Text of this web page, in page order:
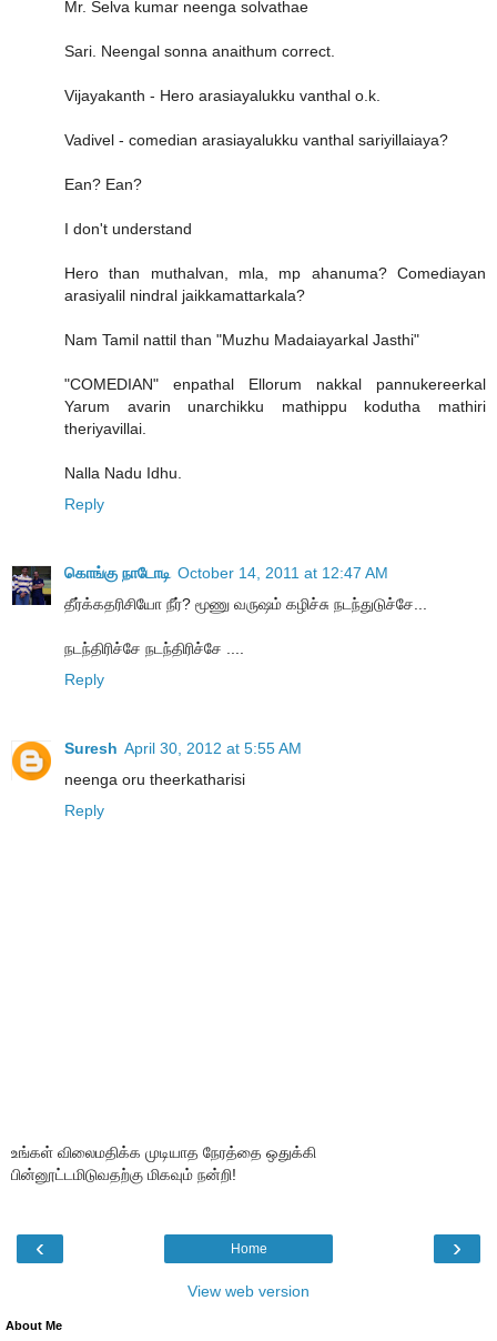
Mr. Selva kumar neenga solvathae
Sari. Neengal sonna anaithum correct.
Vijayakanth - Hero arasiayalukku vanthal o.k.
Vadivel - comedian arasiayalukku vanthal sariyillaiaya?
Ean? Ean?
I don't understand
Hero than muthalvan, mla, mp ahanuma? Comediayan
arasiyalil nindral jaikkamattarkala?
Nam Tamil nattil than "Muzhu Madaiayarkal Jasthi"
"COMEDIAN" enpathal Ellorum nakkal pannukereerkal
Yarum avarin unarchikku mathippu kodutha mathiri
theriyavillai.
Nalla Nadu Idhu.
Reply
கொங்கு நாடோடி October 14, 2011 at 12:47 AM
தீர்க்கதரிசியோ நீர்? மூணு வருஷம் கழிச்சு நடந்துடுச்சே...
நடந்திரிச்சே நடந்திரிச்சே ....
Reply
Suresh April 30, 2012 at 5:55 AM
neenga oru theerkatharisi
Reply
உங்கள் விலைமதிக்க முடியாத நேரத்தை ஒதுக்கி
பின்னூட்டமிடுவதற்கு மிகவும் நன்றி!
‹ ›
Home
View web version
About Me